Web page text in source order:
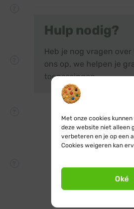
Met onze cookies
deze website niet alleen
verbeteren en je op een
Cookies weigeren kan
Oké
Hulp nodig?
Heb je nog vragen
ons op, we helpen je
toepassingen.